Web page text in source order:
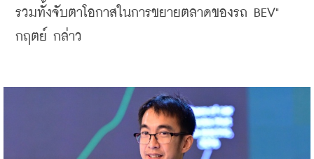
รวมทั้งจับตาโอกาสในการขยายตลาดของรถ BEV"
กฤตย์ กล่าว